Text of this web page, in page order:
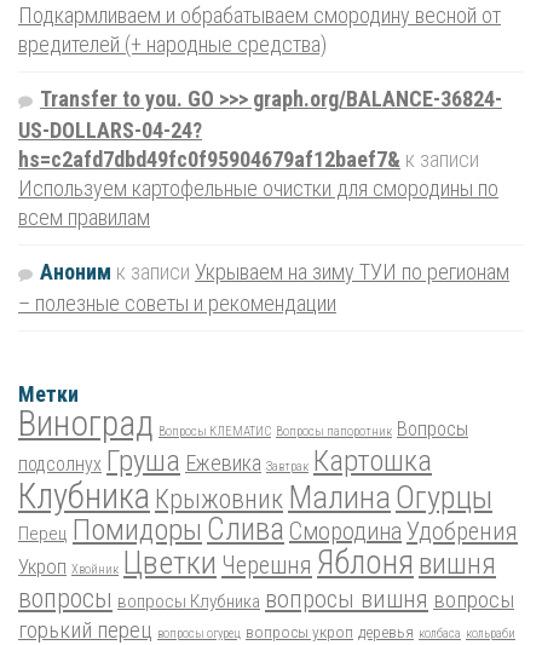
Подкармливаем и обрабатываем смородину весной от
вредителей (+ народные средства)
Transfer to you. GO >>> graph.org/BALANCE-36824-
US-DOLLARS-04-24?
hs=c2afd7dbd49fc0f95904679af12baef7& к записи
Используем картофельные очистки для смородины по
всем правилам
Аноним к записи Укрываем на зиму ТУИ по регионам
– полезные советы и рекомендации
Метки
Виноград Вопросы КЛЕМАТИС Вопросы папоротник Вопросы
подсолнух Груша Ежевика Завтрак Картошка
Клубника Крыжовник Малина Огурцы
Перец Помидоры Слива Смородина Удобрения
Укроп Хвойник Цветки Черешня Яблоня вишня
вопросы вопросы Клубника вопросы вишня вопросы
горький перец вопросы огурец вопросы укроп деревья колбаса кольраби